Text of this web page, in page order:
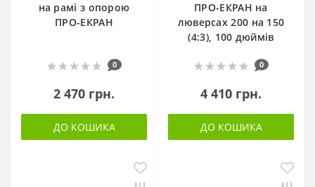
на рамі з опорою
ПРО-ЕКРАН
0
2 470 грн.
ДО КОШИКА
ПРО-ЕКРАН на
люверсах 200 на 150
(4:3), 100 дюймів
0
4 410 грн.
ДО КОШИКА